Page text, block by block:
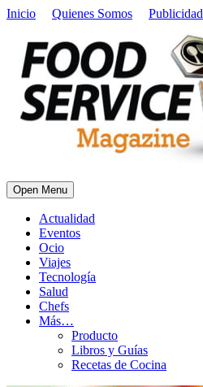
Inicio Quienes Somos Publicidad
Open Menu
Actualidad
Eventos
Ocio
Viajes
Tecnología
Salud
Chefs
Más…
Producto
Libros y Guías
Recetas de Cocina